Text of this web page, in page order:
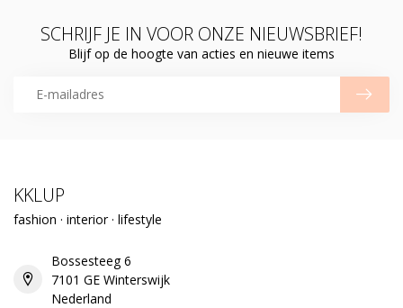
SCHRIJF JE IN VOOR ONZE NIEUWSBRIEF!
Blijf op de hoogte van acties en nieuwe items
KKLUP
fashion · interior · lifestyle
Bossesteeg 6
7101 GE Winterswijk
Nederland